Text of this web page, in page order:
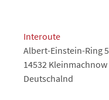
Interoute
Albert-Einstein-Ring 5
14532 Kleinmachnow
Deutschalnd